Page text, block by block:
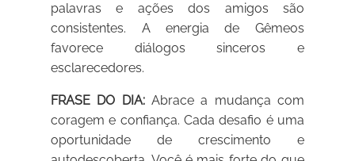
palavras e ações dos amigos são
consistentes. A energia de Gêmeos
favorece diálogos sinceros e
esclarecedores.
FRASE DO DIA:Abrace a mudança com
coragem e confiança. Cada desafio é uma
oportunidade de crescimento e